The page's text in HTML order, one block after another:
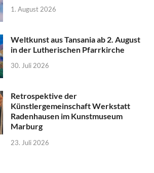
1. August 2026
Weltkunst aus Tansania ab 2. August
in der Lutherischen Pfarrkirche
30. Juli 2026
Retrospektive der
Künstlergemeinschaft Werkstatt
Radenhausen im Kunstmuseum
Marburg
23. Juli 2026